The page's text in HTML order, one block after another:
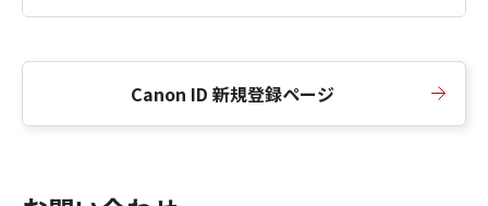
Canon ID 新規登録ページ